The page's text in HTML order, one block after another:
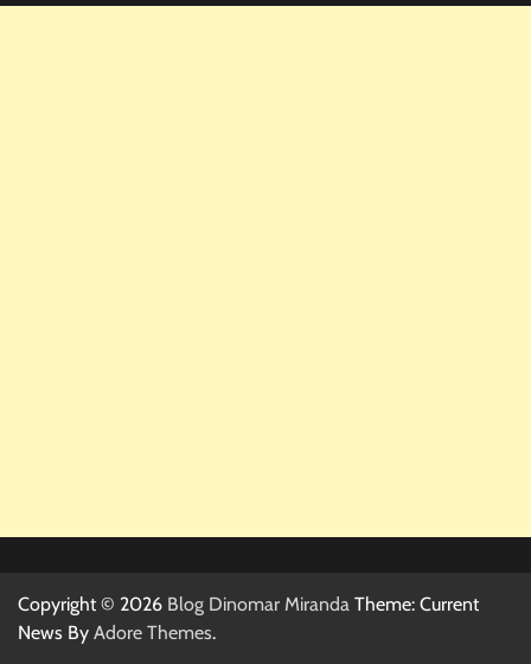
Copyright © 2026 Blog Dinomar Miranda Theme: Current
News By Adore Themes.